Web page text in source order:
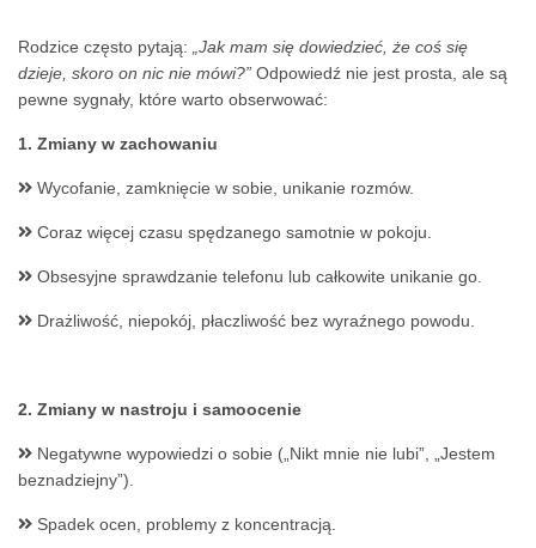
Rodzice często pytają: „Jak mam się dowiedzieć, że coś się
dzieje, skoro on nic nie mówi?” Odpowiedź nie jest prosta, ale są
pewne sygnały, które warto obserwować:
1. Zmiany w zachowaniu
Wycofanie, zamknięcie w sobie, unikanie rozmów.
Coraz więcej czasu spędzanego samotnie w pokoju.
Obsesyjne sprawdzanie telefonu lub całkowite unikanie go.
Drażliwość, niepokój, płaczliwość bez wyraźnego powodu.
2. Zmiany w nastroju i samoocenie
Negatywne wypowiedzi o sobie („Nikt mnie nie lubi”, „Jestem
beznadziejny”).
Spadek ocen, problemy z koncentracją.